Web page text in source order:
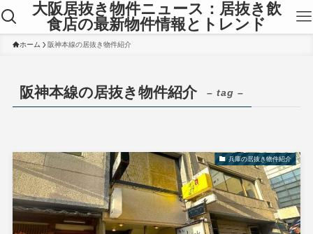
大阪居抜き物件ニュース：居抜き飲
食店の最新物件情報とトレンド
ホーム 阪神本線の居抜き物件紹介
阪神本線の居抜き物件紹介 – tag –
兵庫の居抜き物件紹介